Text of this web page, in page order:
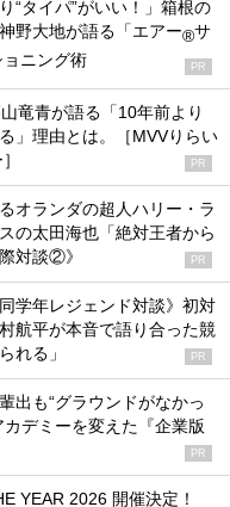
“タイパ”がいい！」箱根の
野大地が語る「エアー®サ
ョニング術 PR
竜青が語る「10年前より
」理由とは。［MVVりらい
PR
オランダの超人ハリー・ラ
の太田海也「絶対王者から
対談②》
PR
学年レジェンド対談》初対
航平が本音で語り合った競
れる」
PR
出も“グラウンドがなかっ
デミーを変えた『企業版
PR
YEAR 2026 開催決定！